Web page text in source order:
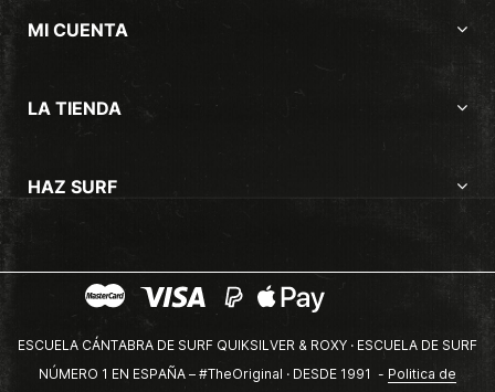
MI CUENTA
LA TIENDA
HAZ SURF
ESCUELA CÁNTABRA DE SURF QUIKSILVER & ROXY · ESCUELA DE SURF
NÚMERO 1 EN ESPAÑA – #TheOriginal · DESDE 1991 - Politica de